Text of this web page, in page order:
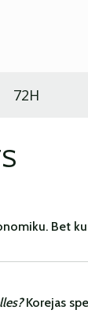
72H
Bet
Korejas